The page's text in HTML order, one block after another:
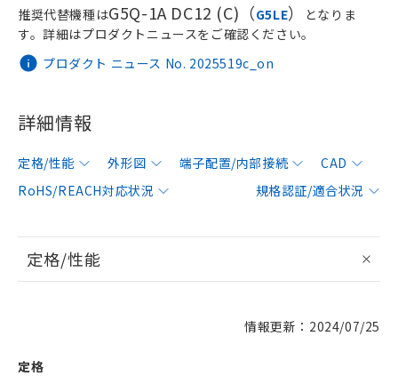
プロダクト ニュース No. 2025519c_on
推奨代替機種はG5Q-1A DC12 (C)（G5LE）
となりま
す。詳細はプロダクトニュースをご確認ください。
詳細情報
定格/性能 外形図 端子配置/内部接続
CAD
RoHS/REACH対応状況
規格認証/適合状況
定格/性能
情報更新：2024/07/25
定格